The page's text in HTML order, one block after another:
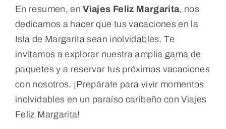
En resumen, enViajes Feliz Margarita, nos
dedicamos a hacer que tus vacaciones en la
Isla de Margarita sean inolvidables. Te
invitamos a explorar nuestra amplia gama de
paquetes y a reservar tus próximas vacaciones
con nosotros. ¡Prepárate para vivir momentos
inolvidables en un paraíso caribeño con Viajes
Feliz Margarita!